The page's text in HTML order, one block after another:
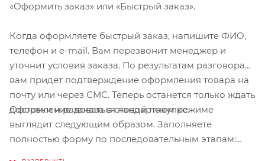
«Оформить заказ» или «Быстрый заказ».
Когда оформляете быстрый заказ, напишите ФИО,
телефон и e-mail. Вам перезвонит менеджер и
уточнит условия заказа. По результатам разговора
вам придет подтверждение оформления товара на
почту или через СМС. Теперь останется только ждать
доставки и радоваться новой покупке.
Оформление заказа в стандартном режиме
выглядит следующим образом. Заполняете
полностью форму по последовательным этапам: